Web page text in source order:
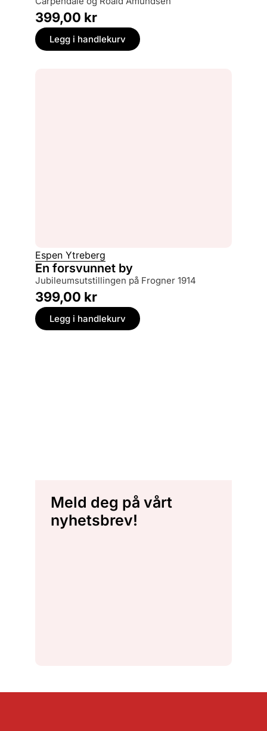
399,00 kr
Legg i handlekurv
Espen Ytreberg
En forsvunnet by
jubileumsutstillingen på Frogner 1914
399,00 kr
Legg i handlekurv
Meld deg på vårt
nyhetsbrev!